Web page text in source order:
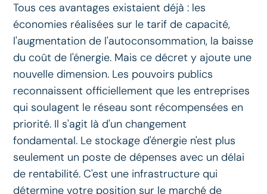
Tous ces avantages existaient déjà : les
économies réalisées sur le tarif de capacité,
l'augmentation de l'autoconsommation, la baisse
du coût de l'énergie. Mais ce décret y ajoute une
nouvelle dimension. Les pouvoirs publics
reconnaissent officiellement que les entreprises
qui soulagent le réseau sont récompensées en
priorité. Il s'agit là d'un changement
fondamental. Le stockage d'énergie n'est plus
seulement un poste de dépenses avec un délai
de rentabilité. C'est une infrastructure qui
détermine votre position sur le marché de